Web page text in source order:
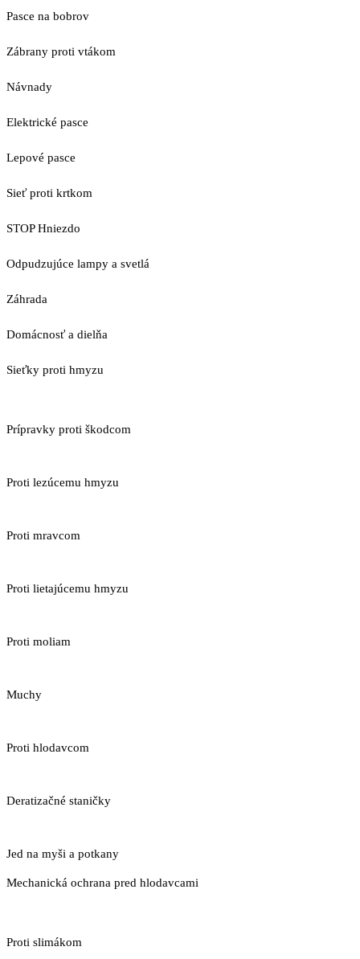
Pasce na bobrov
Zábrany proti vtákom
Návnady
Elektrické pasce
Lepové pasce
Sieť proti krtkom
STOP Hniezdo
Odpudzujúce lampy a svetlá
Záhrada
Domácnosť a dielňa
Sieťky proti hmyzu
Prípravky proti škodcom
Proti lezúcemu hmyzu
Proti mravcom
Proti lietajúcemu hmyzu
Proti moliam
Muchy
Proti hlodavcom
Deratizačné staničky
Jed na myši a potkany
Mechanická ochrana pred hlodavcami
Proti slimákom